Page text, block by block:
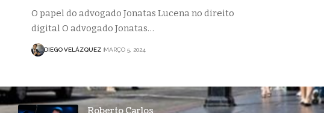
O papel do advogado Jonatas Lucena no direito
digital O advogado Jonatas…
DIEGO VELÁZQUEZ MARÇO 5, 2024